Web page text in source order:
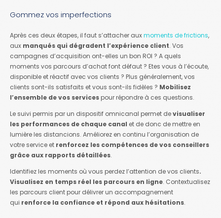
Gommez vos imperfections
Après ces deux étapes, il faut s’attacher auxmoments de frictions,
aux manqués qui dégradent l’expérience client. Vos
campagnes d’acquisition ont-elles un bon ROI ? A quels
moments vos parcours d’achat font défaut ? Etes vous à l’écoute,
disponible et réactif avec vos clients ? Plus généralement, vos
clients sont-ils satisfaits et vous sont-ils fidèles ? Mobilisez
l’ensemble de vos servicespour répondre à ces questions.
Le suivi permis par un dispositif omnicanal permet devisualiser
les performances de chaque canal et de donc de mettre en
lumière les distancions. Améliorez en continu l’organisation de
votre service et renforcez les compétences de vos conseillers
grâce aux rapports détaillées.
Identifiez les moments où vous perdez l’attention de vos clients.
Visualisez en temps réel les parcours en ligne. Contextualisez
les parcours client pour délivrer un accompagnement
qui renforce la confiance et répond aux hésitations.